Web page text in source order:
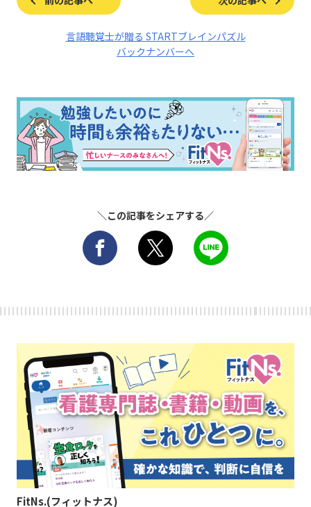
言語聴覚士が贈る STARTブレインパズル
バックナンバーへ
＼この記事をシェアする／
FitNs.(フィットナス)